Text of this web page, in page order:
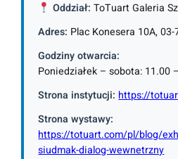
Oddział: ToTuart Galeria
Adres: Plac Konesera 10A,
Godziny otwarcia:
Poniedziałek – sobota: 11.00
Strona instytucji: https://
Strona wystawy:
https://totuart.com/pl/blog/
siudmak-dialog-wewnetrzny